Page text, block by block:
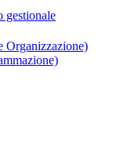
gestionale
Organizzazione)